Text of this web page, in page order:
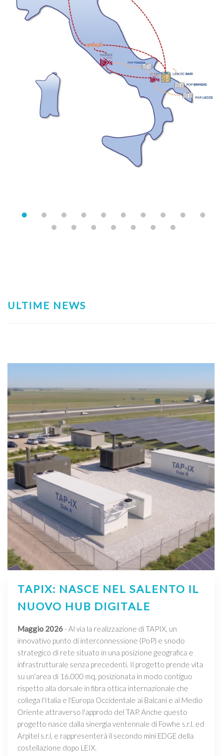
ULTIME NEWS
TAPIX: NASCE NEL SALENTO IL
NUOVO HUB DIGITALE
Maggio 2026- Al via la realizzazione di TAPIX, un
innovativo punto di interconnessione (PoP) e snodo
strategico di rete situato in una posizione geografica e
infrastrutturale senza precedenti. Il progetto prende vita
su un'area di 16.000 mq, posizionata in modo contiguo
rispetto alla dorsale in fibra ottica internazionale che
collega l'Italia e l'Europa Occidentale ai Balcani e al Medio
Oriente attraverso l'approdo del TAP. Anche questo
progetto nasce dalla sinergia ventennale di Fowhe s.r.l. ed
Arpitel s.r.l, e rappresenterà il secondo mini EDGE della
costellazione dopo LEIX.